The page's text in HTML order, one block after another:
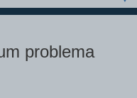
problema